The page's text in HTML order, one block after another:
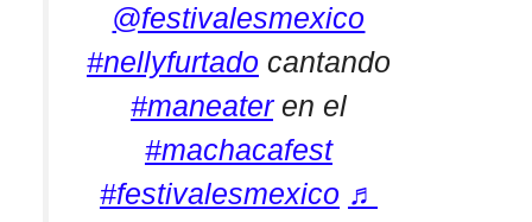
@festivalesmexico
#nellyfurtado cantando
#maneateren el
#machacafest
#festivalesmexico ♬